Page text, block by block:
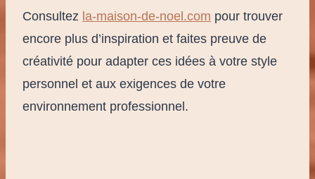
Consultez la-maison-de-noel.com pour trouver
encore plus d’inspiration et faites preuve de
créativité pour adapter ces idées à votre style
personnel et aux exigences de votre
environnement professionnel.